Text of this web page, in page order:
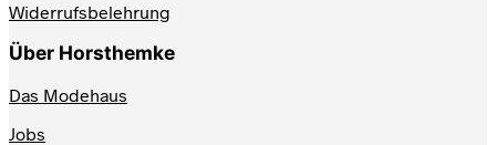
Widerrufsbelehrung
Über Horsthemke
Das Modehaus
Jobs